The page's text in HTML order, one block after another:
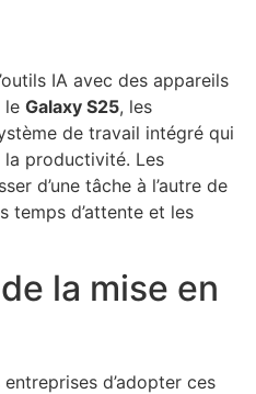
IA avec des appareils
le Galaxy S25, les
de travail intégré qui
productivité. Les
d’une tâche à l’autre de
temps d’attente et les
la mise en
d’adopter ces